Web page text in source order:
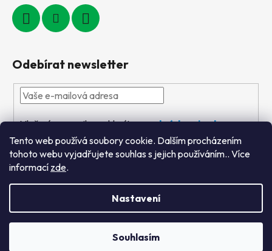
Tento web používá soubory cookie. Dalším procházením
tohoto webu vyjadřujete souhlas s jejich používáním.. Více
informací zde.
Nastavení
Souhlasím
Odebírat newsletter
Vložením e-mailu souhlasíte spodmínkami ochrany
osobních údajů
PŘIHLÁSIT
Výtvarné hračky